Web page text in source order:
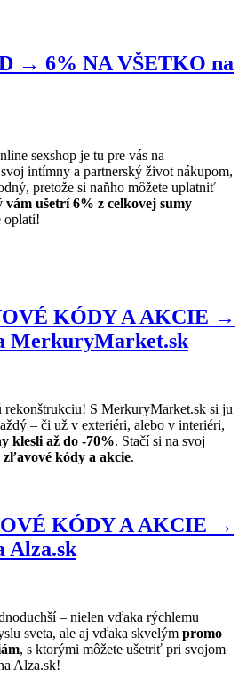
→ 6% NA VŠETKO na
sexshop je tu pre vás na
intímny a partnerský život nákupom,
pretože si naňho môžete uplatniť
ušetrí 6% z celkovej sumy
oplatí!
KÓDY A AKCIE →
MerkuryMarket.sk
rekonštrukciu! S MerkuryMarket.sk si ju
– či už v exteriéri, alebo v interiéri,
klesli až do -70%. Stačí si na svoj
zľavové kódy a akcie.
KÓDY A AKCIE →
Alza.sk
– nielen vďaka rýchlemu
sveta, ale aj vďaka skvelým promo
, s ktorými môžete ušetriť pri svojom
Alza.sk!